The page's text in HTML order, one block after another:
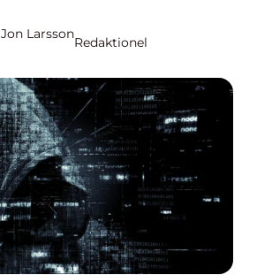
Jon Larsson
Redaktionel